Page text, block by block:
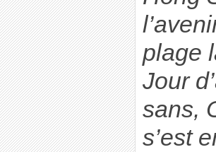
plage
Jour
sans,
s’est